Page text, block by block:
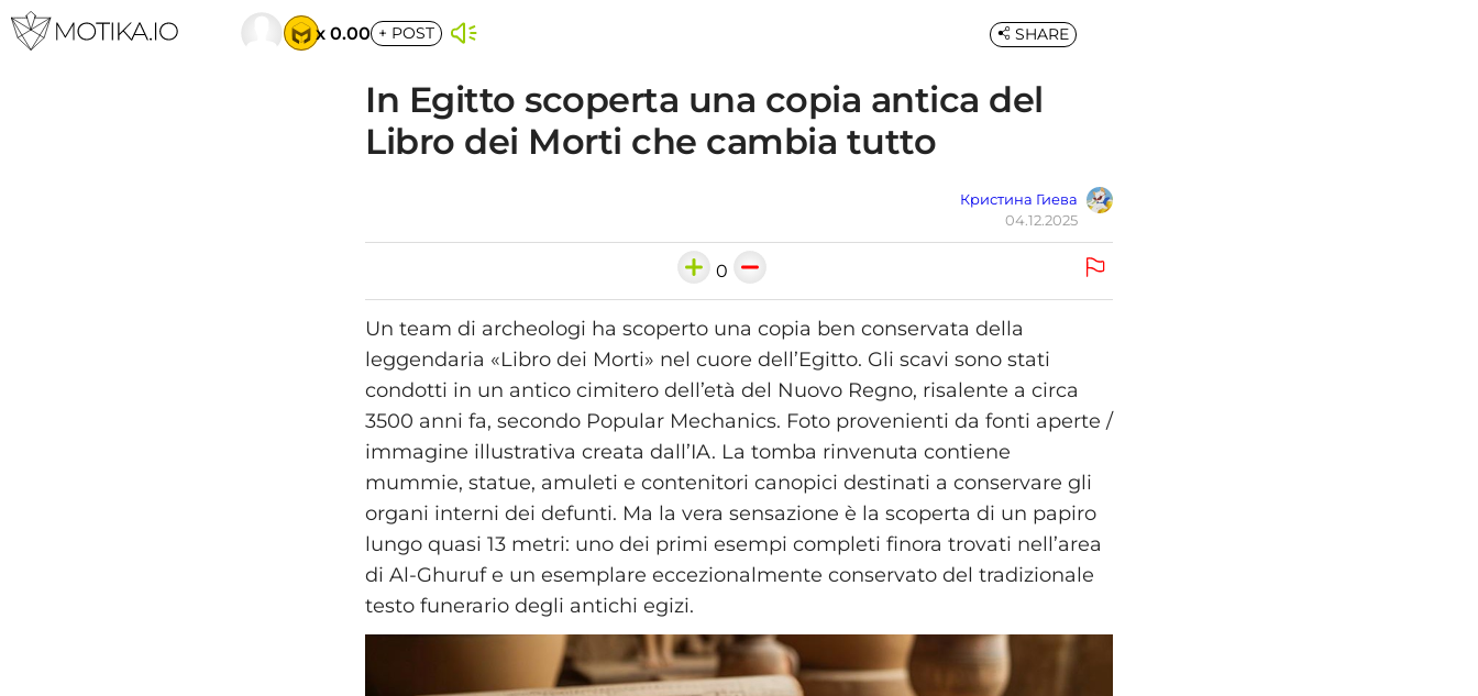
x 0.00 + POST
In Egitto scoperta una copia antica del
Libro dei Morti che cambia tutto
Кристина Гиева
04.12.2025
SHARE
0
Un team di archeologi ha scoperto una copia ben conservata della
leggendaria «Libro dei Morti» nel cuore dell’Egitto. Gli scavi sono stati
condotti in un antico cimitero dell’età del Nuovo Regno, risalente a circa
3500 anni fa, secondo Popular Mechanics. Foto provenienti da fonti aperte /
immagine illustrativa creata dall’IA. La tomba rinvenuta contiene
mummie, statue, amuleti e contenitori canopici destinati a conservare gli
organi interni dei defunti. Ma la vera sensazione è la scoperta di un papiro
lungo quasi 13 metri: uno dei primi esempi completi finora trovati nell’area
di Al-Ghuruf e un esemplare eccezionalmente conservato del tradizionale
testo funerario degli antichi egizi.